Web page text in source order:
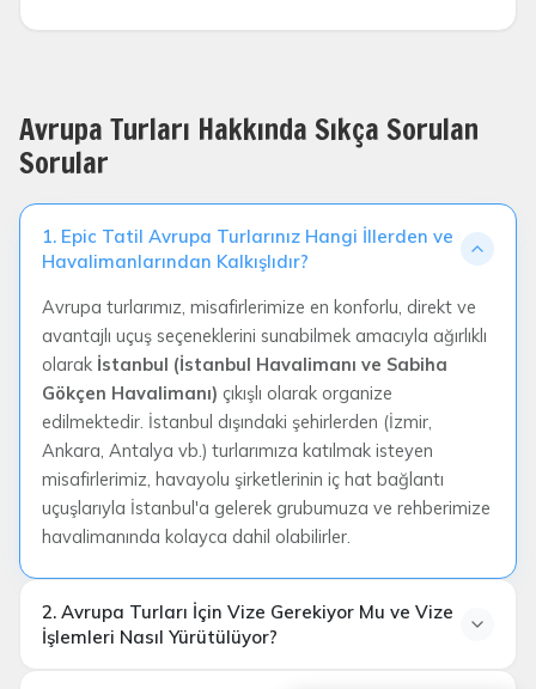
Avrupa Turları Hakkında Sıkça Sorulan
Sorular
1. Epic Tatil Avrupa Turlarınız Hangi İllerden ve
Havalimanlarından Kalkışlıdır?
Avrupa turlarımız, misafirlerimize en konforlu, direkt ve
avantajlı uçuş seçeneklerini sunabilmek amacıyla ağırlıklı
olarak İstanbul (İstanbul Havalimanı ve Sabiha
Gökçen Havalimanı) çıkışlı olarak organize
edilmektedir. İstanbul dışındaki şehirlerden (İzmir,
Ankara, Antalya vb.) turlarımıza katılmak isteyen
misafirlerimiz, havayolu şirketlerinin iç hat bağlantı
uçuşlarıyla İstanbul'a gelerek grubumuza ve rehberimize
havalimanında kolayca dahil olabilirler.
2. Avrupa Turları İçin Vize Gerekiyor Mu ve Vize
İşlemleri Nasıl Yürütülüyor?